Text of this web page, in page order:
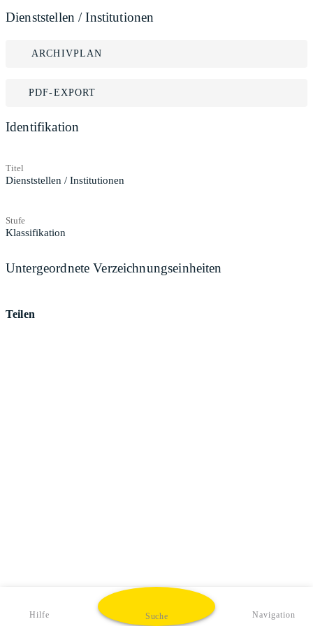
Dienststellen / Institutionen
ARCHIVPLAN
PDF-EXPORT
Identifikation
Titel
Dienststellen / Institutionen
Stufe
Klassifikation
Untergeordnete Verzeichnungseinheiten
Teilen
Hilfe Suche Navigation